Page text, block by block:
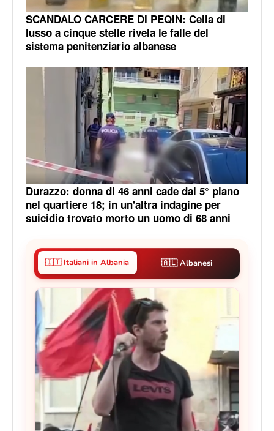
SCANDALO CARCERE DI PEQIN: Cella di
lusso a cinque stelle rivela le falle del
sistema penitenziario albanese
Durazzo: donna di 46 anni cade dal 5° piano
nel quartiere 18; in un'altra indagine per
suicidio trovato morto un uomo di 68 anni
🇮🇹 Italiani in Albania 🇦🇱 Albanesi